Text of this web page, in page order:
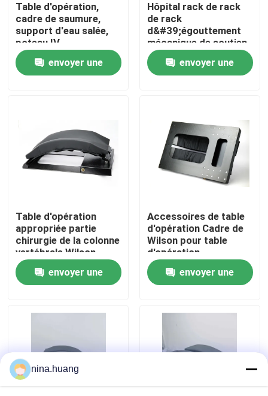
Aperçu
Visite d'usine
Contact
nouvelles
Accessoires pour table d'opération
Électro table hydraulique d'opération
Circuit hydraulique de Tableau d'opération
Table d'opération,
cadre de saumure,
support d'eau salée,
poteau IV
envoyer une
Hôpital rack de rack
de rack
d&#39;égouttement
mécanique de soutien
à l&#39;eau salée
assistéeenvoyer une
Table d'opération
appropriée partie
chirurgie de la colonne
vertébrale Wilson
cadre de la colonne
vertébraleenvoyer une
Accessoires de table
d'opération Cadre de
Wilson pour table
d'opération
envoyer une
nina.huang